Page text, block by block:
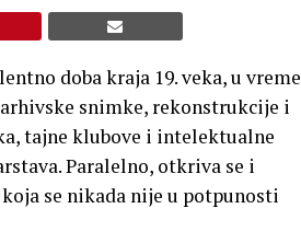
doba kraja 19. veka, u vreme
snimke, rekonstrukcije i
tajne klubove i intelektualne
Paralelno, otkriva se i
se nikada nije u potpunosti